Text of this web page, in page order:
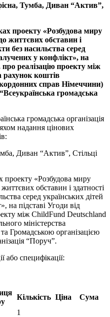
Тумба, Диван “Актив”,
проекту «Розбудова миру
життєвих обставин і
без насильства серед
у конфлікт», на
про реалізацію проекту між
рахунок коштів
справ Німеччини)
громадська
громадська організація
надання цінових
Диван “Актив”, Стільці
проекту «Розбудова миру
обставин і здатності
серед українських дітей
на підставі Угоди від
між ChildFund Deutschland
міністерства
Громадською організацією
“Поруч”.
або специфікації:
Кількість Ціна
Сума
1